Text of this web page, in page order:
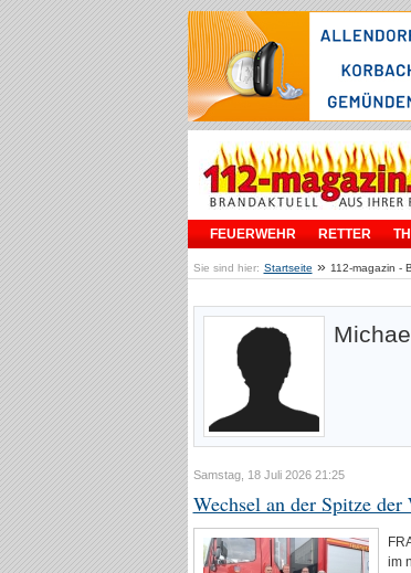
FEUERWEHR RETTER
Sie sind hier: Startseite » 112-magazin -
Samstag, 18 Juli 2026 21:25
Wechsel an der Spitze
im